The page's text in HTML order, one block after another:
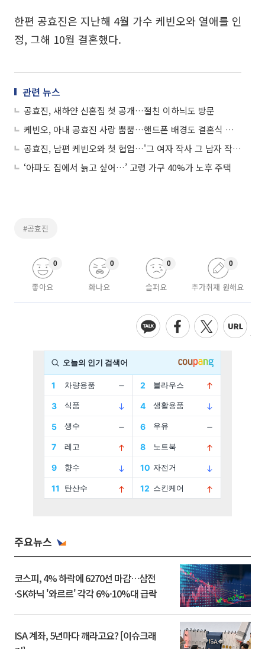
한편 공효진은 지난해 4월 가수 케빈오와 열애를 인
정, 그해 10월 결혼했다.
관련 뉴스
공효진, 새하얀 신혼집 첫 공개…절친 이하늬도 방문
케빈오, 아내 공효진 사랑 뿜뿜…핸드폰 배경도 결혼식 로고 '눈길'
공효진, 남편 케빈오와 첫 협업…'그 여자 작사 그 남자 작곡' 현실판
‘아파도 집에서 늙고 싶어…’ 고령 가구 40%가 노후 주택
#공효진
좋아요
0
화나요
0
슬퍼요
0
추가취재 원해요
0
주요뉴스
코스피, 4% 하락에 6270선 마감…삼전
·SK하닉 '와르르' 각각 6%·10%대 급락
ISA 계좌, 5년마다 깨라고요? [이슈크래